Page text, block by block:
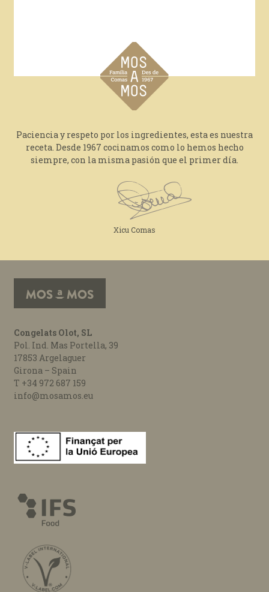
Paciencia y respeto por los ingredientes, esta es nuestra
receta. Desde 1967 cocinamos como lo hemos hecho
siempre, con la misma pasión que el primer día.
Xicu Comas
Congelats Olot, SL
Pol. Ind. Mas Portella, 39
17853 Argelaguer
Girona – Spain
T +34 972 687 159
info@mosamos.eu